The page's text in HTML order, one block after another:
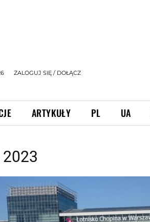
ZALOGUJ SIĘ / DOŁĄCZ
ARTYKUŁY PL UA